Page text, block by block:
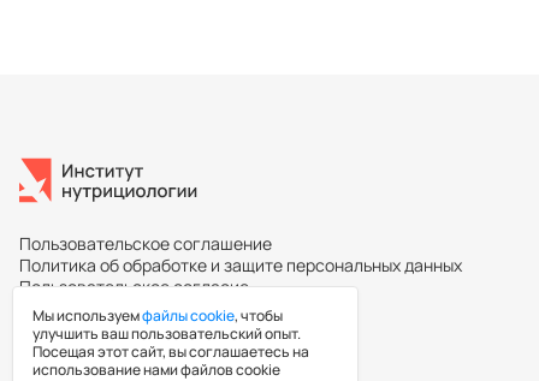
Пользовательское соглашение
Политика об обработке и защите персональных данных
Пользовательское согласие
Повышение квалификации
Мы используемфайлы cookie, чтобы
улучшить ваш пользовательский опыт.
Посещая этот сайт, вы соглашаетесь на
использование нами файлов cookie